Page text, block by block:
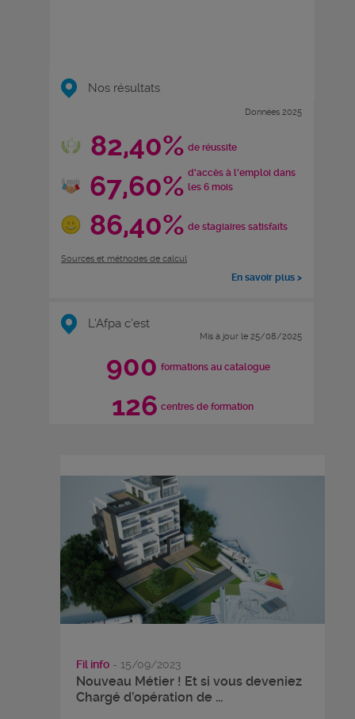
Nos résultats
Données 2025
82,40% de réussite
67,60% d'accès à l'emploi dans
les 6 mois
86,40% de stagiaires satisfaits
Sources et méthodes de calcul
En savoir plus >
L'Afpa c'est
Mis à jour le 25/08/2025
900 formations au catalogue
126 centres de formation
Fil info - 15/09/2023
Nouveau Métier ! Et si vous deveniez
Chargé d’opération de ...